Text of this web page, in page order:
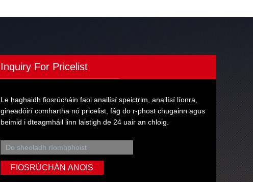
Inquiry For Pricelist
Le haghaidh fiosrúcháin faoi anailísí speictrim, anailísí líonra,
gineadóirí comhartha nó pricelist, fág do r-phost chugainn agus
beimid i dteagmháil linn laistigh de 24 uair an chloig.